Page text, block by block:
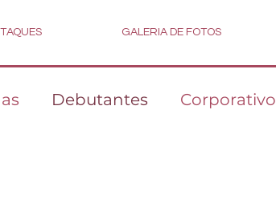
GALERIA DE FOTOS
Debutantes Corporativo